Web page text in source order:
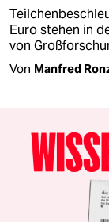
Euro stehen in
von
Von Manfred